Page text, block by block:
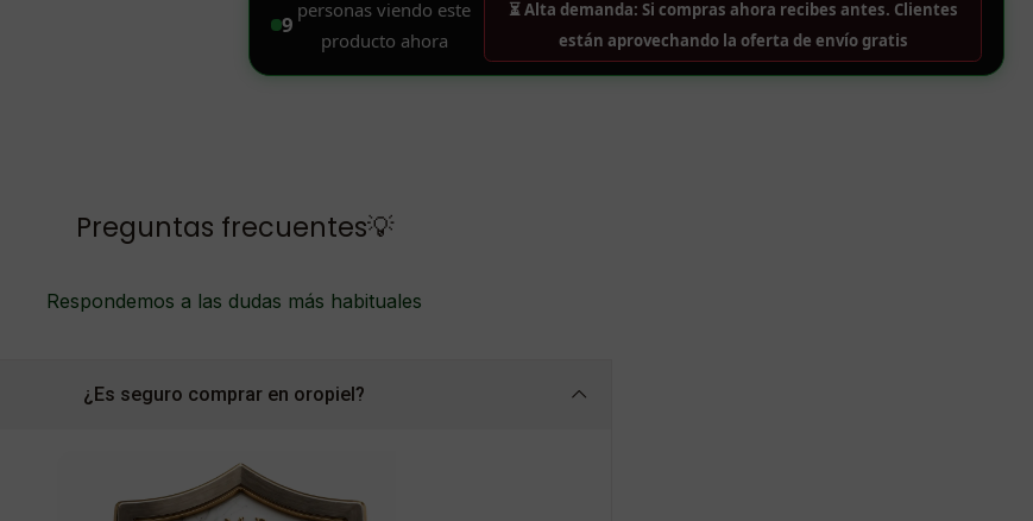
Preguntas frecuentes💡
Respondemos a las dudas más habituales
¿Es seguro comprar en oropiel?